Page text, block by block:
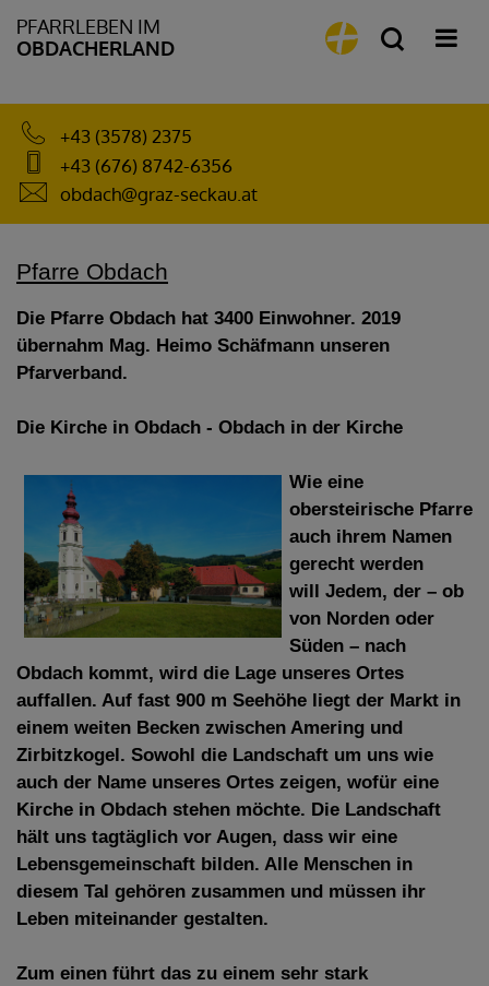
PFARRLEBEN IM
OBDACHERLAND
+43 (3578) 2375
+43 (676) 8742-6356
obdach@graz-seckau.at
Pfarre Obdach
Die Pfarre Obdach hat 3400 Einwohner. 2019
übernahm Mag. Heimo Schäfmann unseren
Pfarverband.
Die Kirche in Obdach - Obdach in der Kirche
Wie eine
obersteirische Pfarre
auch ihrem Namen
gerecht werden
will Jedem, der – ob
von Norden oder
Süden – nach
Obdach kommt, wird die Lage unseres Ortes
auffallen. Auf fast 900 m Seehöhe liegt der Markt in
einem weiten Becken zwischen Amering und
Zirbitzkogel. Sowohl die Landschaft um uns wie
auch der Name unseres Ortes zeigen, wofür eine
Kirche in Obdach stehen möchte. Die Landschaft
hält uns tagtäglich vor Augen, dass wir eine
Lebensgemeinschaft bilden. Alle Menschen in
diesem Tal gehören zusammen und müssen ihr
Leben miteinander gestalten.
Zum einen führt das zu einem sehr stark